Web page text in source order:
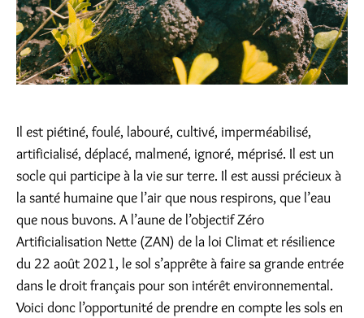
Il est piétiné, foulé, labouré, cultivé, imperméabilisé,
artificialisé, déplacé, malmené, ignoré, méprisé. Il est un
socle qui participe à la vie sur terre. Il est aussi précieux à
la santé humaine que l’air que nous respirons, que l’eau
que nous buvons. A l’aune de l’objectif Zéro
Artificialisation Nette (ZAN) de la loi Climat et résilience
du 22 août 2021, le sol s’apprête à faire sa grande entrée
dans le droit français pour son intérêt environnemental.
Voici donc l’opportunité de prendre en compte les sols en